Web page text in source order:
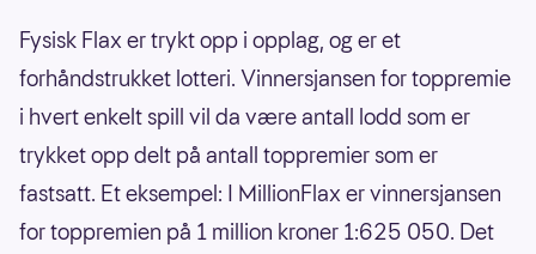
Fysisk Flax er trykt opp i opplag, og er et
forhåndstrukket lotteri. Vinnersjansen for toppremie
i hvert enkelt spill vil da være antall lodd som er
trykket opp delt på antall toppremier som er
fastsatt. Et eksempel: I MillionFlax er vinnersjansen
for toppremien på 1 million kroner 1:625 050. Det